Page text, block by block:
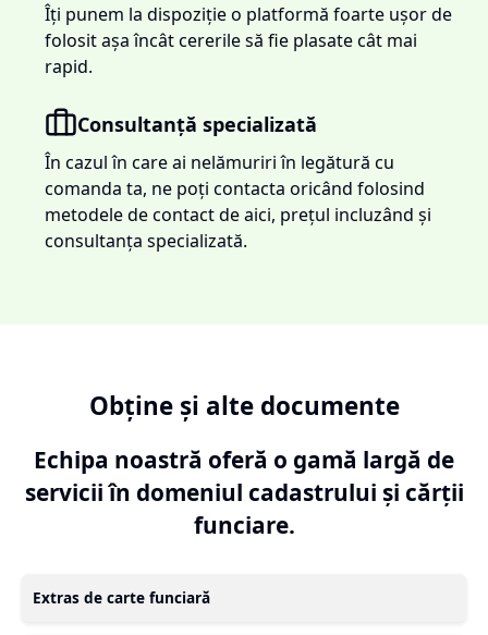
Îți punem la dispoziție o platformă foarte ușor de
folosit așa încât cererile să fie plasate cât mai
rapid.
Consultanță specializată
În cazul în care ai nelămuriri în legătură cu
comanda ta, ne poți contacta oricând folosind
metodele de contact de aici, prețul incluzând și
consultanța specializată.
Obține și alte documente
Echipa noastră oferă o gamă largă de
servicii în domeniul cadastrului și cărții
funciare.
Extras de carte funciară